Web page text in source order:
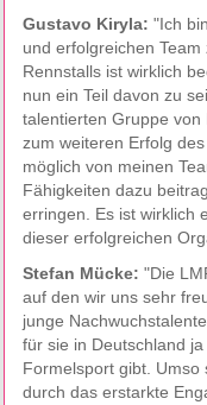
Gustavo Kiryla: "Ich
und erfolgreichen
Rennstalls ist wirklich
nun ein Teil davon zu
talentierten Gruppe
zum weiteren Erfolg
möglich von meinen
Fähigkeiten dazu
erringen. Es ist wirklich
dieser erfolgreichen
Stefan Mücke: "Die
auf den wir uns sehr
junge
für sie in Deutschland
Formelsport gibt.
durch das erstarkte